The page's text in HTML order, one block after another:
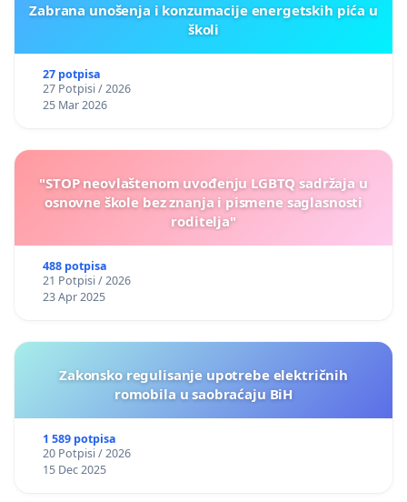
Zabrana unošenja i konzumacije energetskih pića u
školi
27 potpisa
27 Potpisi / 2026
25 Mar 2026
"STOP neovlaštenom uvođenju LGBTQ sadržaja u
osnovne škole bez znanja i pismene saglasnosti
roditelja"
488 potpisa
21 Potpisi / 2026
23 Apr 2025
Zakonsko regulisanje upotrebe električnih
romobila u saobraćaju BiH
1 589 potpisa
20 Potpisi / 2026
15 Dec 2025